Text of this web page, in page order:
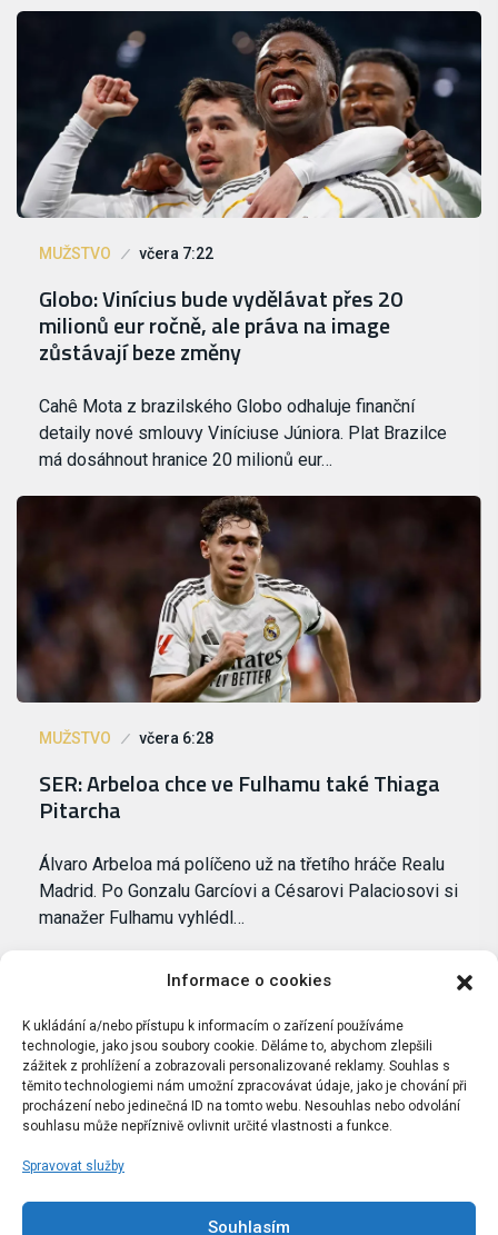
Informace o cookies
K ukládání a/nebo přístupu k informacím o zařízení používáme
technologie, jako jsou soubory cookie. Děláme to, abychom zlepšili
zážitek z prohlížení a zobrazovali personalizované reklamy. Souhlas s
těmito technologiemi nám umožní zpracovávat údaje, jako je chování při
procházení nebo jedinečná ID na tomto webu. Nesouhlas nebo odvolání
souhlasu může nepříznivě ovlivnit určité vlastnosti a funkce.
Spravovat služby
Souhlasím
MUŽSTVO včera 7:22
Globo: Vinícius bude vydělávat přes 20
milionů eur ročně, ale práva na image
zůstávají beze změny
Cahê Mota z brazilského Globo odhaluje finanční
detaily nové smlouvy Viníciuse Júniora. Plat Brazilce
má dosáhnout hranice 20 milionů eur…
MUŽSTVO včera 6:28
SER: Arbeloa chce ve Fulhamu také Thiaga
Pitarcha
Álvaro Arbeloa má políčeno už na třetího hráče Realu
Madrid. Po Gonzalu Garcíovi a Césarovi Palaciosovi si
manažer Fulhamu vyhlédl…